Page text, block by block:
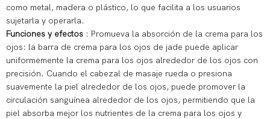
como metal, madera o plástico, lo que facilita a los usuarios
sujetarla y operarla.
Funciones y efectos : Promueva la absorción de la crema para los
ojos: la barra de crema para los ojos de jade puede aplicar
uniformemente la crema para los ojos alrededor de los ojos con
precisión. Cuando el cabezal de masaje rueda o presiona
suavemente la piel alrededor de los ojos, puede promover la
circulación sanguínea alrededor de los ojos, permitiendo que la
piel absorba mejor los nutrientes de la crema para los ojos y